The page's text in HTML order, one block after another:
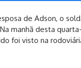
de Adson, o
manhã desta
foi visto na